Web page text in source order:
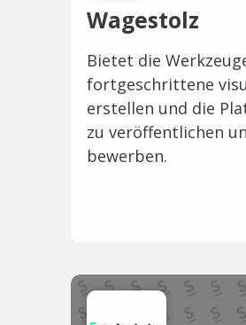
Wagestolz
Bietet die
fortgeschrittene
erstellen und die
zu veröffentlichen
bewerben.